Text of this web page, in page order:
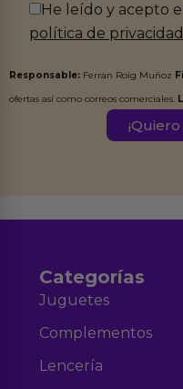
He leído y acepto
política de privacidad
Responsable: Ferran Roig Muñoz
ofertas así como correos comerciales.
Destinatarios:
Categorías
Juguetes
Complementos
Lencería